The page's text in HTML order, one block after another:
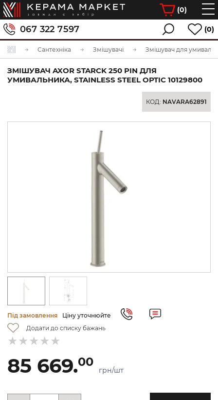
(0)
067 322 7597 (0)
Сантехніка Змішувачі Змішувач для
ЗМІШУВАЧ AXOR STARCK 250 PIN ДЛЯ
УМИВАЛЬНИКА, STAINLESS STEEL OPTIC 10129800
КОД: NAVARA62891
Під замовлення
Ціну уточнюйте
Додати до списку бажань
85 669.00
грн/шт